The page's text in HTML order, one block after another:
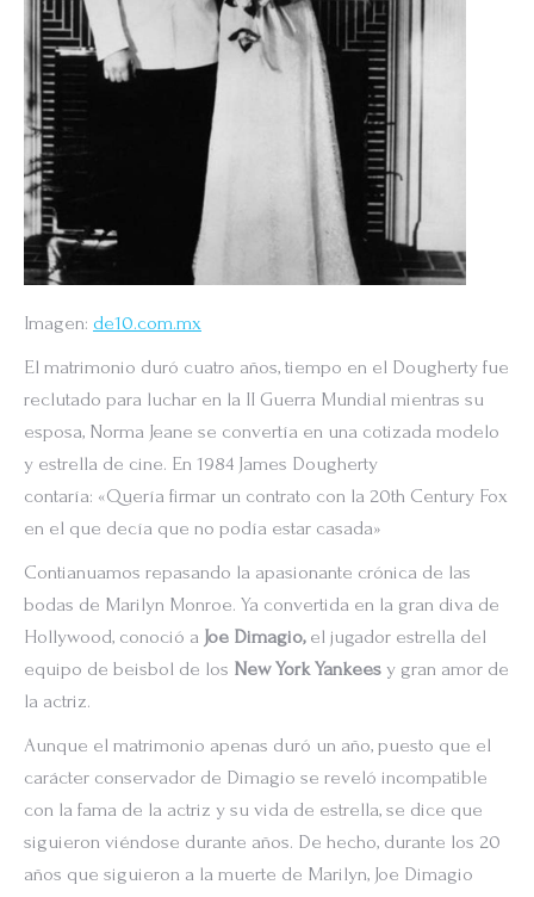
Imagen: de10.com.mx
El matrimonio duró cuatro años, tiempo en el Dougherty fue
reclutado para luchar en la II Guerra Mundial mientras su
esposa, Norma Jeane se convertía en una cotizada modelo
y estrella de cine. En 1984 James Dougherty
contaría: «Quería firmar un contrato con la 20th Century Fox
en el que decía que no podía estar casada»
Contianuamos repasando la apasionante crónica de las
bodas de Marilyn Monroe. Ya convertida en la gran diva de
Hollywood, conoció a Joe Dimagio,el jugador estrella del
equipo de beisbol de los New York Yankees y gran amor de
la actriz.
Aunque el matrimonio apenas duró un año, puesto que el
carácter conservador de Dimagio se reveló incompatible
con la fama de la actriz y su vida de estrella, se dice que
siguieron viéndose durante años. De hecho, durante los 20
años que siguieron a la muerte de Marilyn, Joe Dimagio